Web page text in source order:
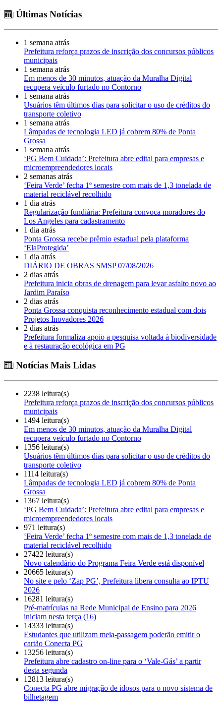
Últimas Notícias
1 semana atrás
Prefeitura reforça prazos de inscrição dos concursos públicos
municipais
1 semana atrás
Em menos de 30 minutos, atuação da Muralha Digital
recupera veículo furtado no Contorno
1 semana atrás
Usuários têm últimos dias para solicitar o uso de créditos do
transporte coletivo
1 semana atrás
Lâmpadas de tecnologia LED já cobrem 80% de Ponta
Grossa
1 semana atrás
‘PG Bem Cuidada’: Prefeitura abre edital para empresas e
microempreendedores locais
2 semanas atrás
‘Feira Verde’ fecha 1º semestre com mais de 1,3 tonelada de
material reciclável recolhido
1 dia atrás
Regularização fundiária: Prefeitura convoca moradores do
Los Angeles para cadastramento
1 dia atrás
Ponta Grossa recebe prêmio estadual pela plataforma
‘ElaProtegida’
1 dia atrás
DIÁRIO DE OBRAS SMSP 07/08/2026
2 dias atrás
Prefeitura inicia obras de drenagem para levar asfalto novo ao
Jardim Paraíso
2 dias atrás
Ponta Grossa conquista reconhecimento estadual com dois
Projetos Inovadores 2026
2 dias atrás
Prefeitura formaliza apoio a pesquisa voltada à biodiversidade
e à restauração ecológica em PG
Notícias Mais Lidas
2238 leitura(s)
Prefeitura reforça prazos de inscrição dos concursos públicos
municipais
1494 leitura(s)
Em menos de 30 minutos, atuação da Muralha Digital
recupera veículo furtado no Contorno
1356 leitura(s)
Usuários têm últimos dias para solicitar o uso de créditos do
transporte coletivo
1114 leitura(s)
Lâmpadas de tecnologia LED já cobrem 80% de Ponta
Grossa
1367 leitura(s)
‘PG Bem Cuidada’: Prefeitura abre edital para empresas e
microempreendedores locais
971 leitura(s)
‘Feira Verde’ fecha 1º semestre com mais de 1,3 tonelada de
material reciclável recolhido
27422 leitura(s)
Novo calendário do Programa Feira Verde está disponível
20665 leitura(s)
No site e pelo ‘Zap PG’, Prefeitura libera consulta ao IPTU
2026
16281 leitura(s)
Pré-matrículas na Rede Municipal de Ensino para 2026
iniciam nesta terça (16)
14333 leitura(s)
Estudantes que utilizam meia-passagem poderão emitir o
cartão Conecta PG
13256 leitura(s)
Prefeitura abre cadastro on-line para o ‘Vale-Gás’ a partir
desta segunda
12813 leitura(s)
Conecta PG abre migração de idosos para o novo sistema de
bilhetagem